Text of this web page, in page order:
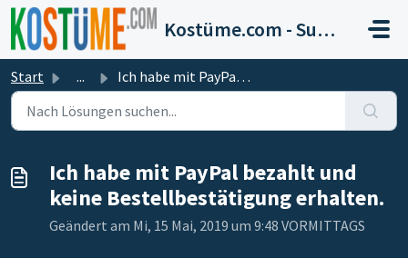
Zum hauptsächlichen Inhalt gehen
Kostüme.com - Support
Start ... Ich habe mit PayPal bezahlt und keine Bestellbestätigung ...
Ich habe mit PayPal bezahlt und
keine Bestellbestätigung erhalten.
Geändert am Mi, 15 Mai, 2019 um 9:48 VORMITTAGS